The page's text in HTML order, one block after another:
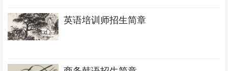
英语培训师招生简章